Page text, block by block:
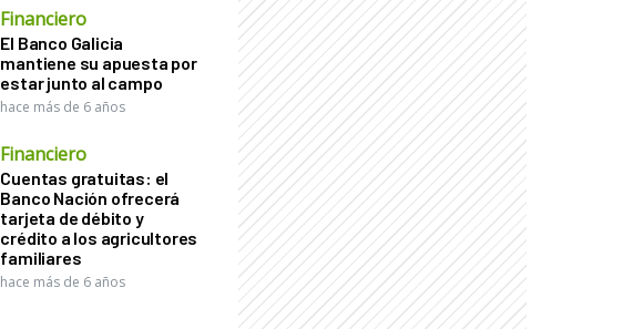
Financiero
El Banco Galicia
mantiene su apuesta por
estar junto al campo
hace más de 6 años
Financiero
Cuentas gratuitas: el
Banco Nación ofrecerá
tarjeta de débito y
crédito a los agricultores
familiares
hace más de 6 años